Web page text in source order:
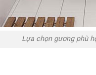
Lựa chọn gương phù